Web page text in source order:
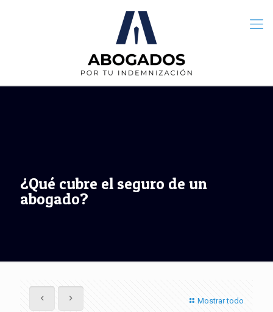
¿Qué cubre el seguro de un
abogado?
Mostrar todo